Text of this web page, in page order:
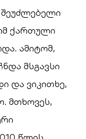
შეუძლებელი
ქართული
ამიტომ,
მსგავსი
და ვიკითხე,
მთხოვეს,